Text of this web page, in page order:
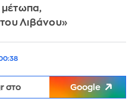
μέτωπα,
Λιβάνου»
στο Google